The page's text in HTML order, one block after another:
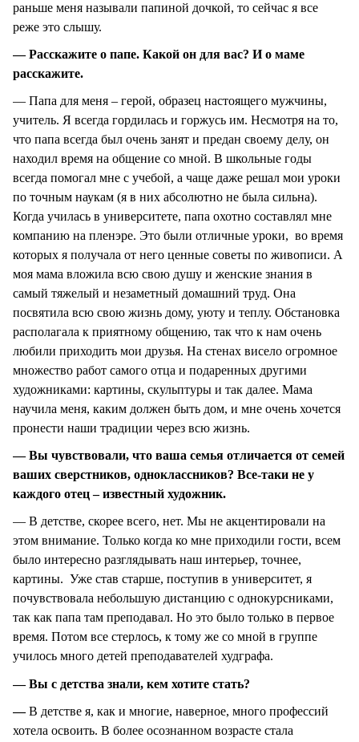
раньше меня называли папиной дочкой, то сейчас я все
реже это слышу.
— Расскажите о папе. Какой он для вас? И о маме
расскажите.
— Папа для меня – герой, образец настоящего мужчины,
учитель. Я всегда гордилась и горжусь им. Несмотря на то,
что папа всегда был очень занят и предан своему делу, он
находил время на общение со мной. В школьные годы
всегда помогал мне с учебой, а чаще даже решал мои уроки
по точным наукам (я в них абсолютно не была сильна).
Когда училась в университете, папа охотно составлял мне
компанию на пленэре. Это были отличные уроки, во время
которых я получала от него ценные советы по живописи. А
моя мама вложила всю свою душу и женские знания в
самый тяжелый и незаметный домашний труд. Она
посвятила всю свою жизнь дому, уюту и теплу. Обстановка
располагала к приятному общению, так что к нам очень
любили приходить мои друзья. На стенах висело огромное
множество работ самого отца и подаренных другими
художниками: картины, скульптуры и так далее. Мама
научила меня, каким должен быть дом, и мне очень хочется
пронести наши традиции через всю жизнь.
— Вы чувствовали, что ваша семья отличается от семей
ваших сверстников, одноклассников? Все-таки не у
каждого отец – известный художник.
— В детстве, скорее всего, нет. Мы не акцентировали на
этом внимание. Только когда ко мне приходили гости, всем
было интересно разглядывать наш интерьер, точнее,
картины. Уже став старше, поступив в университет, я
почувствовала небольшую дистанцию с однокурсниками,
так как папа там преподавал. Но это было только в первое
время. Потом все стерлось, к тому же со мной в группе
училось много детей преподавателей худграфа.
— Вы с детства знали, кем хотите стать?
—В детстве я, как и многие, наверное, много профессий
хотела освоить. В более осознанном возрасте стала